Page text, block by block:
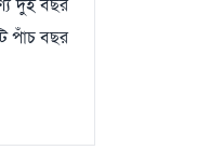
দুই বছর
পাঁচ বছর